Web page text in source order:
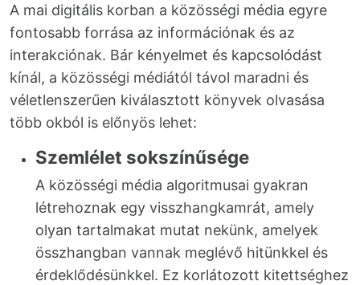
A mai digitális korban a közösségi média egyre
fontosabb forrása az információnak és az
interakciónak. Bár kényelmet és kapcsolódást
kínál, a közösségi médiától távol maradni és
véletlenszerűen kiválasztott könyvek olvasása
több okból is előnyös lehet:
Szemlélet sokszínűsége
A közösségi média algoritmusai gyakran
létrehoznak egy visszhangkamrát, amely
olyan tartalmakat mutat nekünk, amelyek
összhangban vannak meglévő hitünkkel és
érdeklődésünkkel. Ez korlátozott kitettséghez